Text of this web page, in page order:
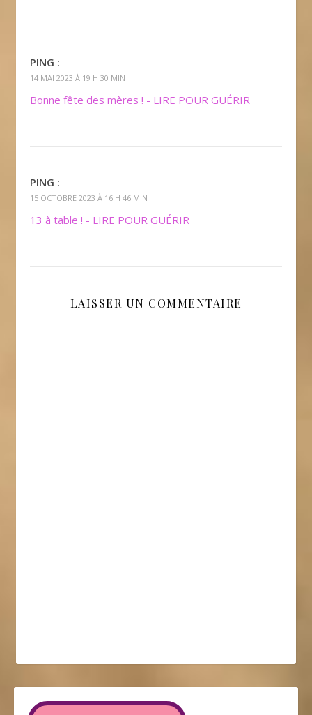
PING :
14 MAI 2023 À 19 H 30 MIN
Bonne fête des mères ! - LIRE POUR GUÉRIR
PING :
15 OCTOBRE 2023 À 16 H 46 MIN
13 à table ! - LIRE POUR GUÉRIR
LAISSER UN COMMENTAIRE